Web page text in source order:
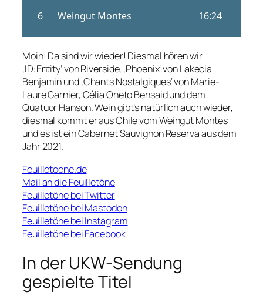
Moin! Da sind wir wieder! Diesmal hören wir
‚ID:Entity‘ von Riverside, ‚Phoenix‘ von Lakecia
Benjamin und ‚Chants Nostalgiques‘ von Marie-
Laure Garnier, Célia Oneto Bensaid und dem
Quatuor Hanson. Wein gibt’s natürlich auch wieder,
diesmal kommt er aus Chile vom Weingut Montes
und es ist ein Cabernet Sauvignon Reserva aus dem
Jahr 2021.
Feuilletoene.de
Mail an die Feuilletöne
Feuilletöne bei Twitter
Feuilletöne bei Mastodon
Feuilletöne bei Instagram
Feuilletöne bei Facebook
In der UKW-Sendung
gespielte Titel